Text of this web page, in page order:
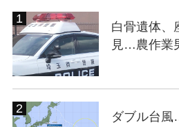
白骨遺体、
見…農作業
ダブル台